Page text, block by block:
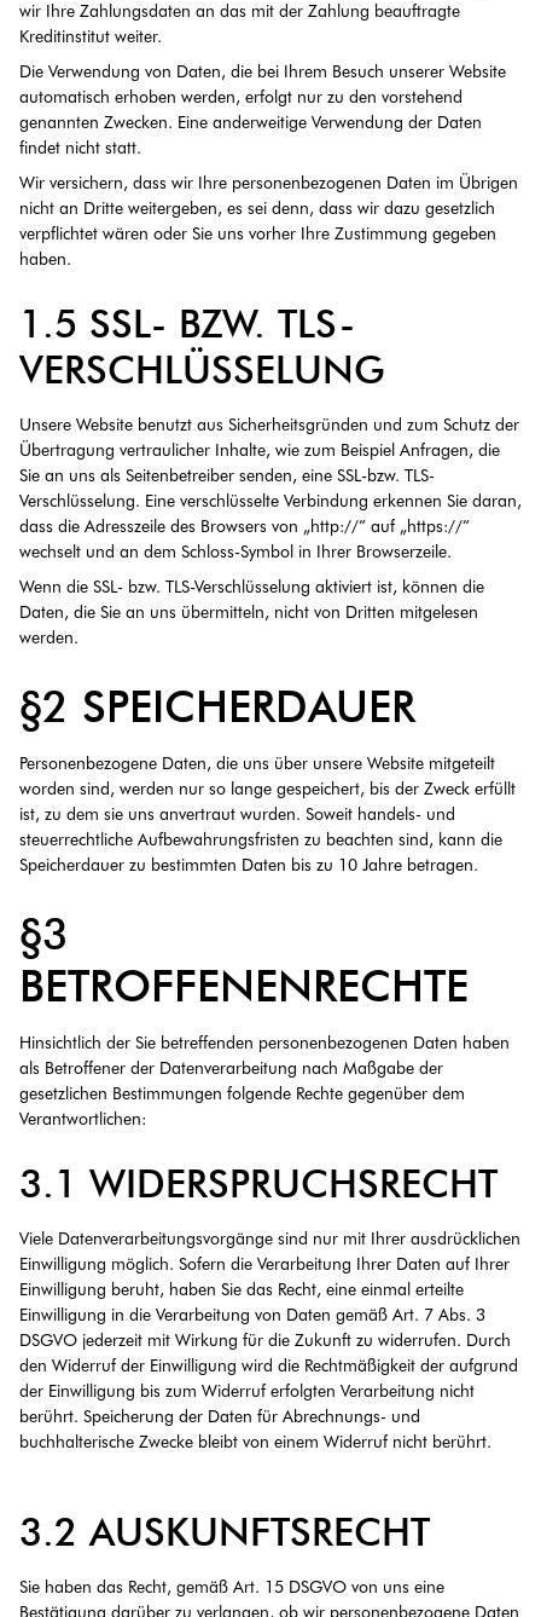
wir Ihre Zahlungsdaten an das mit der Zahlung beauftragte
Kreditinstitut weiter.
Die Verwendung von Daten, die bei Ihrem Besuch unserer Website
automatisch erhoben werden, erfolgt nur zu den vorstehend
genannten Zwecken. Eine anderweitige Verwendung der Daten
findet nicht statt.
Wir versichern, dass wir Ihre personenbezogenen Daten im Übrigen
nicht an Dritte weitergeben, es sei denn, dass wir dazu gesetzlich
verpflichtet wären oder Sie uns vorher Ihre Zustimmung gegeben
haben.
1.5 SSL- BZW. TLS-
VERSCHLÜSSELUNG
Unsere Website benutzt aus Sicherheitsgründen und zum Schutz der
Übertragung vertraulicher Inhalte, wie zum Beispiel Anfragen, die
Sie an uns als Seitenbetreiber senden, eine SSL-bzw. TLS-
Verschlüsselung. Eine verschlüsselte Verbindung erkennen Sie daran,
dass die Adresszeile des Browsers von „http://” auf „https://”
wechselt und an dem Schloss-Symbol in Ihrer Browserzeile.
Wenn die SSL- bzw. TLS-Verschlüsselung aktiviert ist, können die
Daten, die Sie an uns übermitteln, nicht von Dritten mitgelesen
werden.
§2 SPEICHERDAUER
Personenbezogene Daten, die uns über unsere Website mitgeteilt
worden sind, werden nur so lange gespeichert, bis der Zweck erfüllt
ist, zu dem sie uns anvertraut wurden. Soweit handels- und
steuerrechtliche Aufbewahrungsfristen zu beachten sind, kann die
Speicherdauer zu bestimmten Daten bis zu 10 Jahre betragen.
§3
BETROFFENENRECHTE
Hinsichtlich der Sie betreffenden personenbezogenen Daten haben
als Betroffener der Datenverarbeitung nach Maßgabe der
gesetzlichen Bestimmungen folgende Rechte gegenüber dem
Verantwortlichen:
3.1 WIDERSPRUCHSRECHT
Viele Datenverarbeitungsvorgänge sind nur mit Ihrer ausdrücklichen
Einwilligung möglich. Sofern die Verarbeitung Ihrer Daten auf Ihrer
Einwilligung beruht, haben Sie das Recht, eine einmal erteilte
Einwilligung in die Verarbeitung von Daten gemäß Art. 7 Abs. 3
DSGVO jederzeit mit Wirkung für die Zukunft zu widerrufen. Durch
den Widerruf der Einwilligung wird die Rechtmäßigkeit der aufgrund
der Einwilligung bis zum Widerruf erfolgten Verarbeitung nicht
berührt. Speicherung der Daten für Abrechnungs- und
buchhalterische Zwecke bleibt von einem Widerruf nicht berührt.
3.2 AUSKUNFTSRECHT
Sie haben das Recht, gemäß Art. 15 DSGVO von uns eine
Bestätigung darüber zu verlangen, ob wir personenbezogene Daten